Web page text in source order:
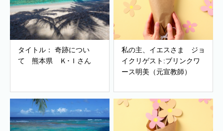
タイトル： 奇跡につい
て 熊本県 Ｋ･Ｉさん
私の主、イエスさま ジョ
イクリゲスト:ブリンクワ
ース明美（元宣教師）